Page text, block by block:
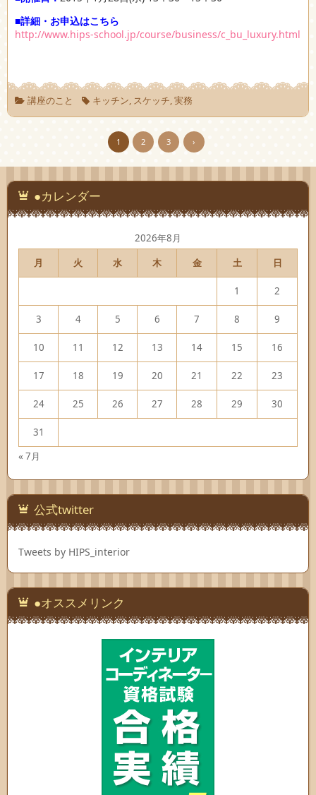
■詳細・お申込はこちら
http://www.hips-school.jp/course/business/c_bu_luxury.html
講座のこと キッチン, スケッチ,実務
1 2 3 ›
●カレンダー
2026年8月
月
火 水 木 金 土 日
« 7月
1 2
3 4 5 6 7 8 9
10 11 12 13 14 15 16
17 18 19 20 21 22 23
24 25 26 27 28 29 30
31
公式twitter
Tweets by HIPS_interior
●オススメリンク